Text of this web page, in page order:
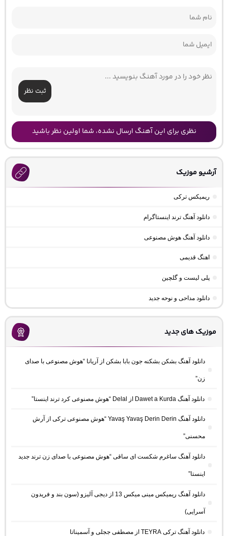
ثبت نظر
نظری برای این آهنگ ارسال نشده، شما اولین نظر باشید
آرشیو موزیک
ریمیکس ترکی
دانلود آهنگ ترند اینستاگرام
دانلود آهنگ هوش مصنوعی
اهنگ قدیمی
پلی لیست و گلچین
دانلود مداحی و نوحه جدید
موزیک های جدید
دانلود آهنگ بشکن بشکنه جون بابا بشکن از آریانا “هوش مصنوعی با صدای
زن”
دانلود آهنگ Dawet a Kurda از Delal “هوش مصنوعی کرد ترند اینستا”
دانلود آهنگ Yavaş Yavaş Derin Derin “هوش مصنوعی ترکی از آرش
محسنی”
دانلود آهنگ ساغرم شکست ای ساقی “هوش مصنوعی با صدای زن ترند جدید
اینستا”
دانلود آهنگ ریمیکس مینی میکس 13 از دیجی آلیزو (سون بند و فریدون
آسرایی)
دانلود آهنگ ترکی TEYRA از مصطفی ججلی و آسمیناتا